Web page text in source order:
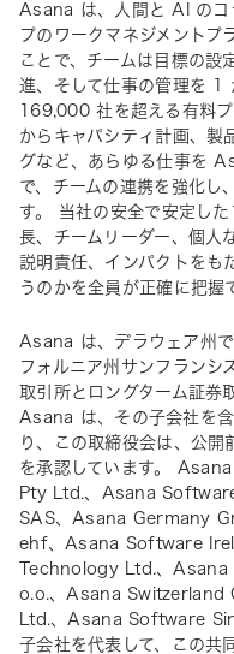
Asana は、人間と AI のコ
プのワークマネジメントプ
ことで、チームは目標の設
進、そして仕事の管理を 1
169,000 社を超える有料
からキャパシティ計画、製
グなど、あらゆる仕事を
で、チームの連携を強化し
す。 当社の安全で安定し
長、チームリーダー、個人
説明責任、インパクトをも
うのかを全員が正確に把握
Asana は、デラウェア州
フォルニア州サンフランシ
取引所とロングターム証券
Asana は、その子会社を
り、この取締役会は、公開
を承認しています。
Pty Ltd.、Asana
SAS、Asana Germany
ehf、Asana Software
Technology Ltd.、
o.o.、Asana Switzerland
Ltd.、Asana Software
子会社を代表して、この